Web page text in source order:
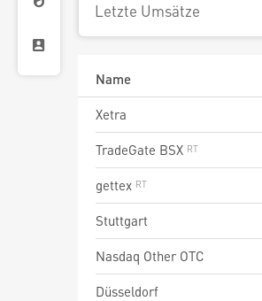
Letzte Umsätze
Name
Xetra
TradeGate BSX
gettex
Stuttgart
Nasdaq Other OTC
Düsseldorf